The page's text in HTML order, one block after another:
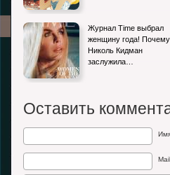
Журнал Time выбрал
женщину года! Почему
Николь Кидман
заслужила…
Оставить